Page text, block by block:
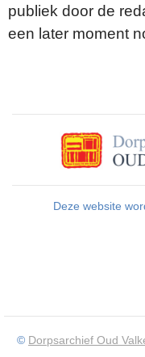
publiek door de
een later moment
Deze website
© Dorpsarchief Oud